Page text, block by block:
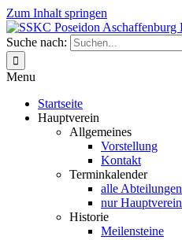
Zum Inhalt springen
Suche nach:
Menu
Startseite
Hauptverein
Allgemeines
Vorstellung
Kontakt
Terminkalender
alle Abteilungen
nur Hauptverein
Historie
Meilensteine